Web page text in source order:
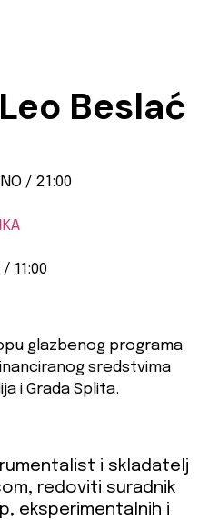
Leo Beslać
/ 21:00
/ 11:00
glazbenog programa
sredstvima
i Grada Splita.
i skladatelj
redoviti suradnik
eksperimentalnih i